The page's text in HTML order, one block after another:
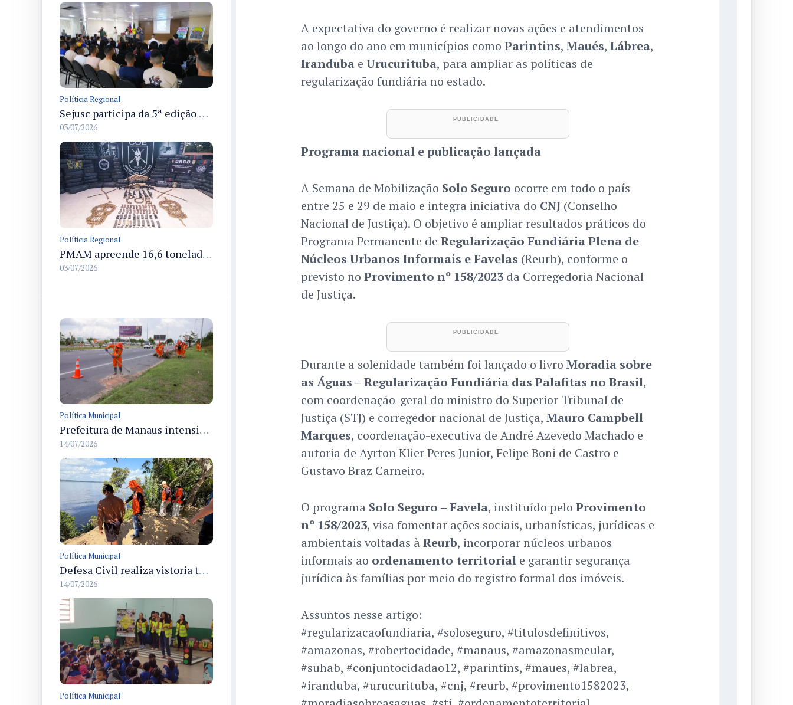
Políticia Regional
Sejusc participa da 5ª edição do Caminhos Literários com foco na cultura hip-hop nas unidades socioeducativas
03/07/2026
Políticia Regional
PMAM apreende 16,6 toneladas de entorpecentes e registra aumento nas prisões em flagrante e nas capturas de foragidos no primeiro semestre de 2026
03/07/2026
Política Municipal
Prefeitura de Manaus intensifica limpeza urbana em Manaus com 13 frentes e mais de 1.250 servidores
14/07/2026
Política Municipal
Defesa Civil realiza vistoria técnica nas aldeias Diakuru e Tuyuka na RDS do Tupé por risco de deslizamento
14/07/2026
Política Municipal
A expectativa do governo é realizar novas ações e atendimentos
ao longo do ano em municípios como Parintins, Maués, Lábrea,
Irandubae Urucurituba, para ampliar as políticas de
regularização fundiária no estado.
Programa nacional e publicação lançada
A Semana de Mobilização Solo Seguro ocorre em todo o país
entre 25 e 29 de maio e integra iniciativa do CNJ(Conselho
Nacional de Justiça). O objetivo é ampliar resultados práticos do
Programa Permanente de Regularização Fundiária Plena de
Núcleos Urbanos Informais e Favelas (Reurb), conforme o
previsto no Provimento nº 158/2023da Corregedoria Nacional
de Justiça.
Durante a solenidade também foi lançado o livro Moradia sobre
as Águas – Regularização Fundiária das Palafitas no Brasil,
com coordenação-geral do ministro do Superior Tribunal de
Justiça (STJ) e corregedor nacional de Justiça, Mauro Campbell
Marques, coordenação-executiva de André Azevedo Machado e
autoria de Ayrton Klier Peres Junior, Felipe Boni de Castro e
Gustavo Braz Carneiro.
O programa Solo Seguro – Favela, instituído pelo Provimento
nº 158/2023, visa fomentar ações sociais, urbanísticas, jurídicas e
ambientais voltadas à Reurb, incorporar núcleos urbanos
informais ao ordenamento territoriale garantir segurança
jurídica às famílias por meio do registro formal dos imóveis.
Assuntos nesse artigo:
#regularizacaofundiaria, #soloseguro, #titulosdefinitivos,
#amazonas, #robertocidade, #manaus, #amazonasmeular,
#suhab, #conjuntocidadao12, #parintins, #maues, #labrea,
#iranduba, #urucurituba, #cnj, #reurb, #provimento1582023,